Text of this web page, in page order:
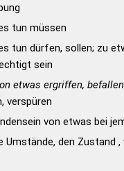
tun müssen
tun dürfen, sollen; zu
sein
etwas ergriffen,
verspüren
von etwas bei
Umstände, den Zustand ,